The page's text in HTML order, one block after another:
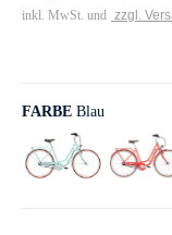
inkl. MwSt. und zzgl.
FARBE Blau